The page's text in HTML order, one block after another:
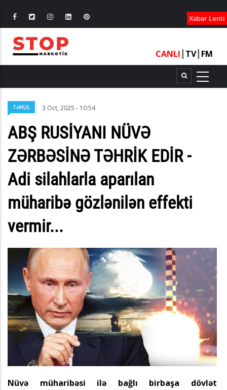
Xəbər Lenti
CANLI TV┃ FM
TƏHLİL 3 Oct, 2025 - 10:54
ABŞ RUSİYANI NÜVƏ
ZƏRBƏSİNƏ TƏHRİK EDİR -
Adi silahlarla aparılan
müharibə gözlənilən effekti
vermir...
Nüvə müharibəsi ilə bağlı birbaşa dövlət